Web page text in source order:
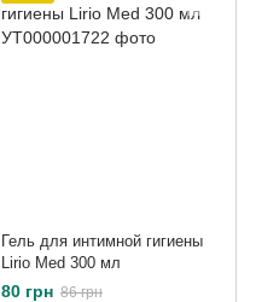
Гель для интимной гигиены
Lirio Med 300 мл
80 грн 86 грн